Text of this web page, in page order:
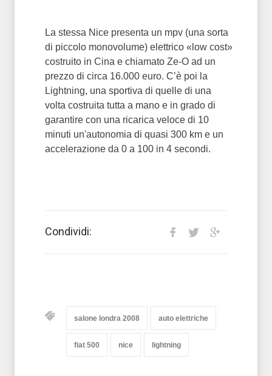
La stessa Nice presenta un mpv (una sorta
di piccolo monovolume) elettrico «low cost»
costruito in Cina e chiamato Ze-O ad un
prezzo di circa 16.000 euro. C’è poi la
Lightning, una sportiva di quelle di una
volta costruita tutta a mano e in grado di
garantire con una ricarica veloce di 10
minuti un'autonomia di quasi 300 km e un
accelerazione da 0 a 100 in 4 secondi.
Condividi:
salone londra 2008 auto elettriche
fiat 500 nice lightning